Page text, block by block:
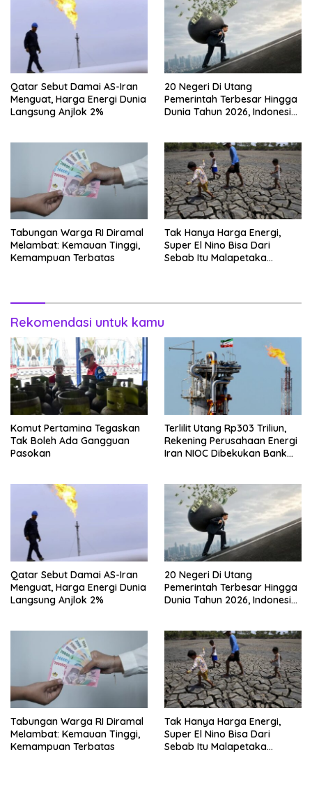
Qatar Sebut Damai AS-Iran
Menguat, Harga Energi Dunia
Langsung Anjlok 2%
20 Negeri Di Utang
Pemerintah Terbesar Hingga
Dunia Tahun 2026, Indonesia
Tabungan Warga RI Diramal
Melambat: Kemauan Tinggi,
Kemampuan Terbatas
Tak Hanya Harga Energi,
Super El Nino Bisa Dari
Sebab Itu Malapetaka
Rekomendasi untuk kamu
Komut Pertamina Tegaskan
Tak Boleh Ada Gangguan
Pasokan
Terlilit Utang Rp303 Triliun,
Rekening Perusahaan Energi
Iran NIOC Dibekukan Bank
Qatar Sebut Damai AS-Iran
Menguat, Harga Energi Dunia
Langsung Anjlok 2%
20 Negeri Di Utang
Pemerintah Terbesar Hingga
Dunia Tahun 2026, Indonesia
Tabungan Warga RI Diramal
Melambat: Kemauan Tinggi,
Kemampuan Terbatas
Tak Hanya Harga Energi,
Super El Nino Bisa Dari
Sebab Itu Malapetaka